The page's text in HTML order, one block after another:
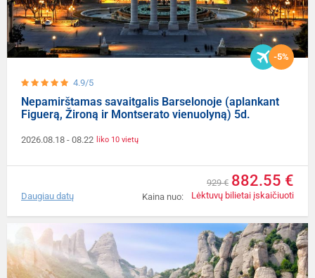
4.9/5
-5%
Nepamirštamas savaitgalis Barselonoje (aplankant
Figuerą, Žironą ir Montserato vienuolyną) 5d.
2026.08.18 - 08.22 liko 10 vietų
Kaina nuo:
929 € 882.55 €
Lėktuvų bilietai įskaičiuoti
Daugiau datų